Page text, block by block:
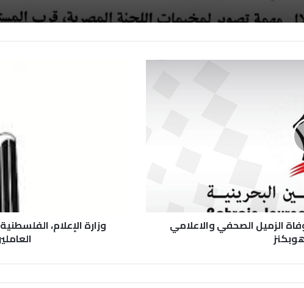
الزميل الصحفي والاعلامي وزارة الإعلام،